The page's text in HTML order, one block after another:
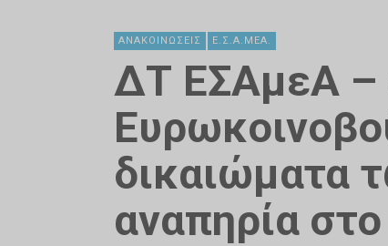
ΑΝΑΚΟΙΝΏΣΕΙΣ Ε.Σ.Α.ΜΕΑ.
ΔΤ ΕΣΑμεΑ –
δικαιώματα
αναπηρία